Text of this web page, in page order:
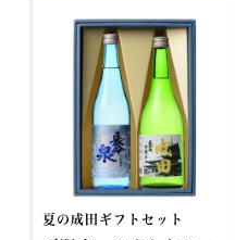
夏の成田ギフトセット